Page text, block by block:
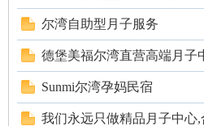
尔湾自助型月子服务
德堡美福尔湾直营高端月子
Sunmi尔湾孕妈民宿
我们永远只做精品月子中心